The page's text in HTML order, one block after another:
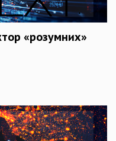
«розумних»